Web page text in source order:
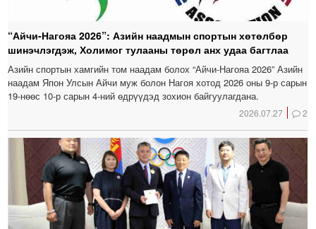
“Айчи-Нагояа 2026”: Азийн наадмын спортын хөтөлбөр
шинэчлэгдэж, Холимог тулааны төрөл анх удаа багтлаа
Азийн спортын хамгийн том наадам болох “Айчи-Нагояа 2026” Азийн
наадам Япон Улсын Айчи муж болон Нагоя хотод 2026 оны 9-р сарын
19-нөөс 10-р сарын 4-ний өдрүүдэд зохион байгуулагдана.
2026.07.27 2